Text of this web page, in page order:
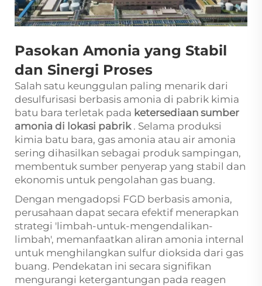
Pasokan Amonia yang Stabil
dan Sinergi Proses
Salah satu keunggulan paling menarik dari
desulfurisasi berbasis amonia di pabrik kimia
batu bara terletak pada ketersediaan sumber
amonia di lokasi pabrik . Selama produksi
kimia batu bara, gas amonia atau air amonia
sering dihasilkan sebagai produk sampingan,
membentuk sumber penyerap yang stabil dan
ekonomis untuk pengolahan gas buang.
Dengan mengadopsi FGD berbasis amonia,
perusahaan dapat secara efektif menerapkan
strategi 'limbah-untuk-mengendalikan-
limbah', memanfaatkan aliran amonia internal
untuk menghilangkan sulfur dioksida dari gas
buang. Pendekatan ini secara signifikan
mengurangi ketergantungan pada reagen